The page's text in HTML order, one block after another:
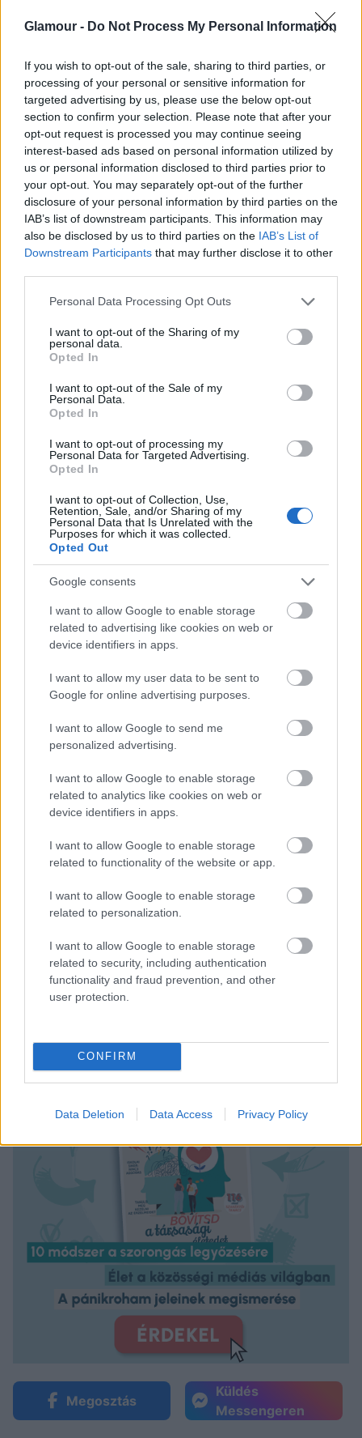
Glamour - Do Not Process My Personal Information
If you wish to opt-out of the sale, sharing to third parties, or
processing of your personal or sensitive information for
targeted advertising by us, please use the below opt-out
section to confirm your selection. Please note that after your
opt-out request is processed you may continue seeing
interest-based ads based on personal information utilized by
us or personal information disclosed to third parties prior to
your opt-out. You may separately opt-out of the further
disclosure of your personal information by third parties on the
IAB’s list of downstream participants. This information may
also be disclosed by us to third parties on the IAB’s List of
Downstream Participants that may further disclose it to other
Please note that this website/app uses one or more Google
not limited to your visit or usage behaviour. You may click to
grant or deny consent to Google and its third-party tags to
use your data for below specified purposes in below Google
consent section.
Personal Data Processing Opt Outs
I want to opt-out of the Sharing of my
personal data.
Opted In
I want to opt-out of the Sale of my
Personal Data.
Opted In
I want to opt-out of processing my
Personal Data for Targeted Advertising.
Opted In
I want to opt-out of Collection, Use,
Retention, Sale, and/or Sharing of my
Personal Data that Is Unrelated with the
Purposes for which it was collected.
Opted Out
Google consents
I want to allow Google to enable storage
related to advertising like cookies on web or
device identifiers in apps.
I want to allow my user data to be sent to
Google for online advertising purposes.
I want to allow Google to send me
personalized advertising.
I want to allow Google to enable storage
related to analytics like cookies on web or
device identifiers in apps.
I want to allow Google to enable storage
related to functionality of the website or app.
I want to allow Google to enable storage
related to personalization.
I want to allow Google to enable storage
related to security, including authentication
functionality and fraud prevention, and other
user protection.
CONFIRM
Data Deletion Data Access Privacy Policy
NAPOK
TAVASZ
CSOMAG
2490 Ft
BOOK
SZTÁRKULT
2990 Ft
CAP -
WASHED
PINK
9990 Ft
data-instgrm-
permalink="https://www.instagram.com/p/
data-instgrm-version="8" style=" background:#FFF;
border:0; border-radius:3px; box-shadow:0 0 1px 0
rgba(0,0,0,0.5),0 1px 10px 0 rgba(0,0,0,0.15); margin:
1px; max-width:658px; padding:0; width:99.375%;
width:-webkit-calc(100% - 2px); width:calc(100% -
2px);">Our #hero, #andywarhol. . . . #andy #warhol
#interviewmagazine #relevant #purposeful
#basquiat #ediesedgwick #studio #studio54
#newyork #apathy #magic #creative #need #we
#love #this #instagood #instapic #instagreat
#legend
(@therealaes) által
megosztott bejegyzés, Jún 1., 2018, időpont: 11:41
(PDT időzóna szerint)
arra enged következtetni, hogy az Andy Warhol által
alapított lap a megszűnés előtti évekhez hasonlóan
inkább divatközpontú lesz. Az Interview egy nagyon
kreatív és inspiráló lap volt, éppen ezért örülünk,
folytatást!
Megosztás
Küldés
Messengeren